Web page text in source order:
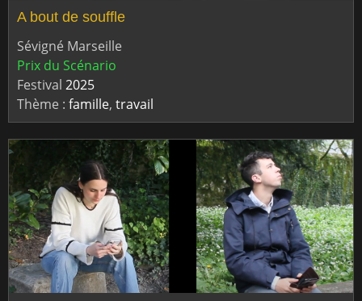
A bout de souffle
Sévigné Marseille
Prix du Scénario
Festival 2025
Thème : famille, travail